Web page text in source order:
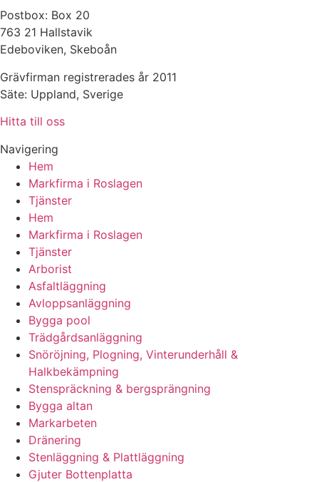
Postbox: Box 20
763 21 Hallstavik
Edeboviken, Skeboån
Grävfirman registrerades år 2011
Säte: Uppland, Sverige
Hitta till oss
Navigering
Hem
Markfirma i Roslagen
Tjänster
Hem
Markfirma i Roslagen
Tjänster
Arborist
Asfaltläggning
Avloppsanläggning
Bygga pool
Trädgårdsanläggning
Snöröjning, Plogning, Vinterunderhåll &
Halkbekämpning
Stenspräckning & bergsprängning
Bygga altan
Markarbeten
Dränering
Stenläggning & Plattläggning
Gjuter Bottenplatta